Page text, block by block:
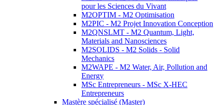
pour les Sciences du Vivant
M2OPTIM - M2 Optimisation
M2PIC - M2 Projet Innovation Conception
M2QNSLMT - M2 Quantum, Light,
Materials and Nanosciences
M2SOLIDS - M2 Solids - Solid
Mechanics
M2WAPE - M2 Water, Air, Pollution and
Energy
MSc Entrepreneurs - MSc X-HEC
Entrepreneurs
Mastère spécialisé (Master)